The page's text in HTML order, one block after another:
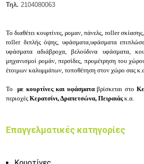
Τηλ. 2104080063
Τοδιαθέτει κουρτίνες, ρομαν, πάνελς, roller
roller διπλής όψης, υφάσματα,υφάσματα
υφάσματα αδιάβροχα, βελούδινα υφάσματα, κ
μηχανισμοί ρομάν, περσίδες, προμέτρηση του
έτοιμων καλυμμάτων, τοποθέτηση στον χώρο σας
Το με κουρτίνες και υφάσματαβρίσκεται στο
περιοχές Κερατσίνι, Δραπετσώνα, Πειραιάςκ.α.
Επαγγελματικές κατηγορίες